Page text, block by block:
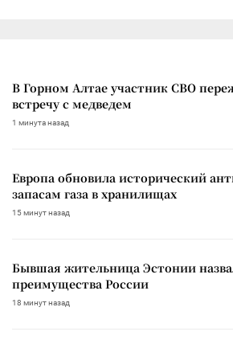
В Горном Алтае участник СВО
встречу с медведем
1 минута назад
Европа обновила исторический
запасам газа в хранилищах
15 минут назад
Бывшая жительница Эстонии
преимущества России
18 минут назад